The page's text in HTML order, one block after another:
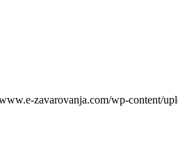
zavarovanja.com/wp-content/